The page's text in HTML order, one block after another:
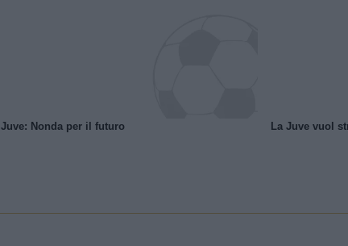
Juve: Nonda per il futuro La Juve vuol